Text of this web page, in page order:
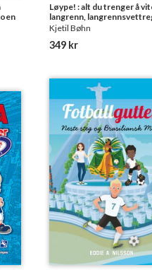
Løype! : alt du trenger å
langrenn,
kvinner, menn med pulk,
Petter Northug, anorakk,
dansker på ski, og hvorfor
arrangere vinte
Kjetil Bøhn
349 kr